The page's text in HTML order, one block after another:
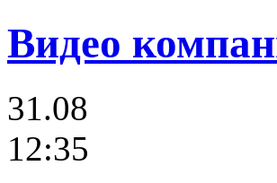
Видео
31.08
12:35